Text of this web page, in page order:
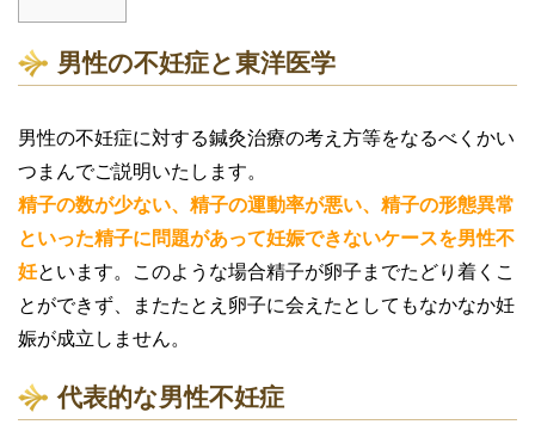
男性の不妊症と東洋医学
男性の不妊症に対する鍼灸治療の考え方等をなるべくかい
つまんでご説明いたします。
精子の数が少ない、精子の運動率が悪い、精子の形態異常
といった精子に問題があって妊娠できないケースを男性不
妊といます。このような場合精子が卵子までたどり着くこ
とができず、またたとえ卵子に会えたとしてもなかなか妊
娠が成立しません。
代表的な男性不妊症